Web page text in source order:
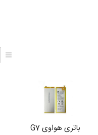
باتری هواوی G7